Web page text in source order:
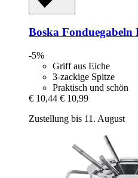
Boska Fonduegabeln
-5%
Griff aus Eiche
3-zackige Spitze
Praktisch und schön
€ 10,44 € 10,99
Zustellung bis 11. August